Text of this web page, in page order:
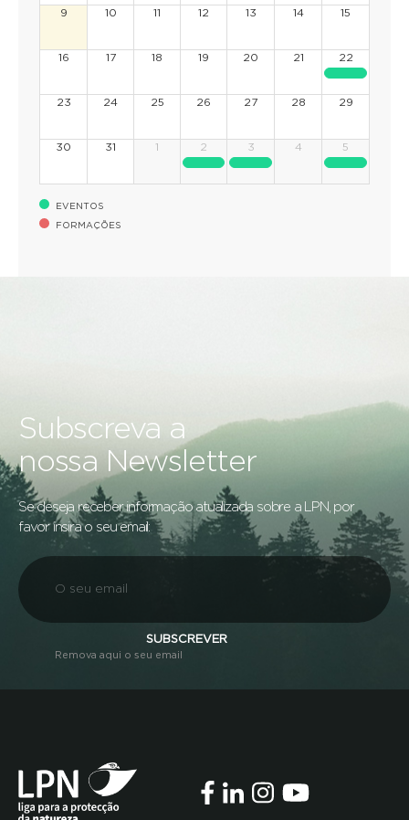
9 10 11 12 13 14 15
16 17 18 19 20 21 22
23 24 25 26 27 28 29
30 31 1 2 3 4 5
EVENTOS
FORMAÇÕES
Subscreva a
nossa Newsletter
Se deseja receber informação atualizada sobre a LPN, por
favor insira o seu email:
SUBSCREVER
Remova aqui o seu email